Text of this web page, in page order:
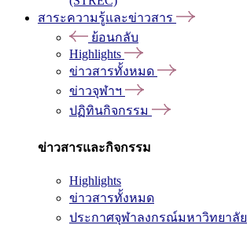
สาระความรู้และข่าวสาร
ย้อนกลับ
Highlights
ข่าวสารทั้งหมด
ข่าวจุฬาฯ
ปฏิทินกิจกรรม
ข่าวสารและกิจกรรม
Highlights
ข่าวสารทั้งหมด
ประกาศจุฬาลงกรณ์มหาวิทยาลัย